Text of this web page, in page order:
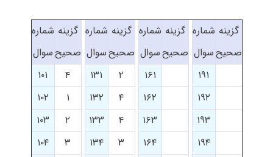
گزینه
صحیح
شماره
سوال
گزینه
صحیح
شماره
سوال
گزینه
صحیح
شماره
سوال
گزینه
صحیح
شماره
سوال
۱۹۱
۱۶۱ ۲ ۱۳۱ ۴
۱۰۱
۱۹۲
۱۶۲ ۴ ۱۳۲ ۱
۱۰۲
۱۹۳
۱۶۳ ۴ ۱۳۳ ۲
۱۰۳
۱۹۴
۱۶۴ ۳ ۱۳۴ ۳
۱۰۴